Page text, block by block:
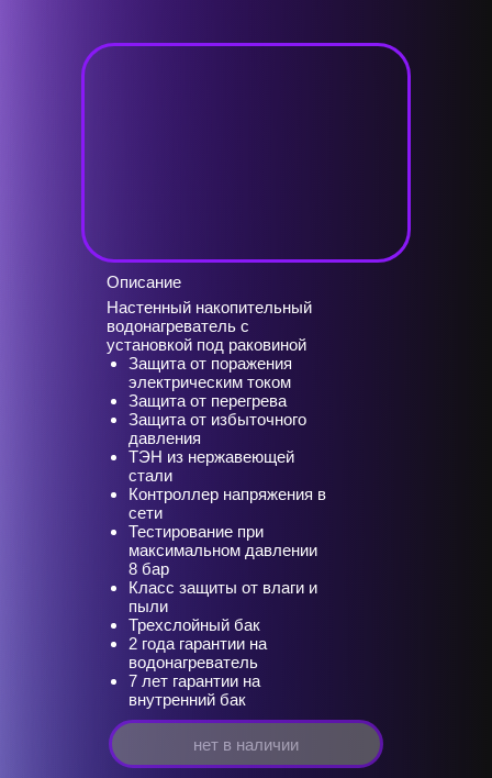
Настенный накопительный
водонагреватель с
установкой под раковиной
Защита от поражения
электрическим током
Защита от перегрева
Защита от избыточного
давления
ТЭН из нержавеющей
стали
Контроллер напряжения в
сети
Тестирование при
максимальном давлении
8 бар
Класс защиты от влаги и
пыли
Трехслойный бак
2 года гарантии на
водонагреватель
7 лет гарантии на
внутренний бак
Описание
нет в наличии